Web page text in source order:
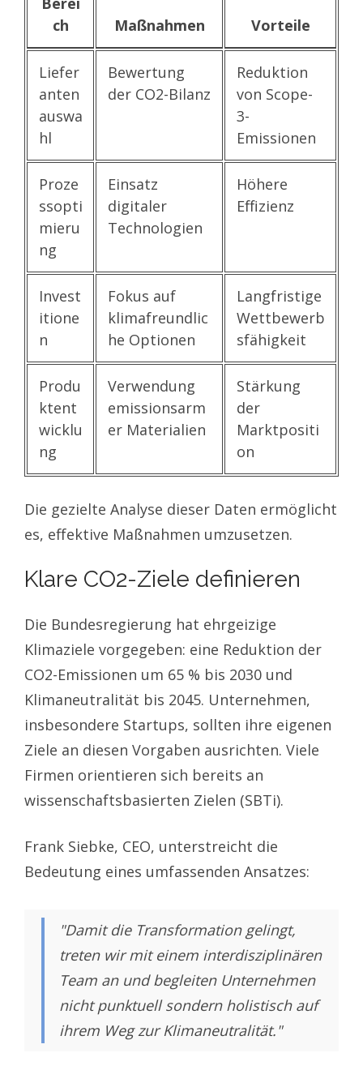
ch
Maßnahmen Vorteile
Liefer
anten
auswa
hl
Bewertung
der CO2-Bilanz
Reduktion
von Scope-
3-
Emissionen
Proze
ssopti
mieru
ng
Einsatz
digitaler
Technologien
Höhere
Effizienz
Invest
itione
n
Fokus auf
klimafreundlic
he Optionen
Langfristige
Wettbewerb
sfähigkeit
Produ
ktent
wicklu
ng
Verwendung
emissionsarm
er Materialien
Stärkung
der
Marktpositi
on
Die gezielte Analyse dieser Daten ermöglicht
es, effektive Maßnahmen umzusetzen.
Klare CO2-Ziele definieren
Die Bundesregierung hat ehrgeizige
Klimaziele vorgegeben: eine Reduktion der
CO2-Emissionen um 65 % bis 2030 und
Klimaneutralität bis 2045. Unternehmen,
insbesondere Startups, sollten ihre eigenen
Ziele an diesen Vorgaben ausrichten. Viele
Firmen orientieren sich bereits an
wissenschaftsbasierten Zielen (SBTi).
Frank Siebke, CEO, unterstreicht die
Bedeutung eines umfassenden Ansatzes:
"Damit die Transformation gelingt,
treten wir mit einem interdisziplinären
Team an und begleiten Unternehmen
nicht punktuell sondern holistisch auf
ihrem Weg zur Klimaneutralität."